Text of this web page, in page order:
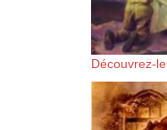
Découvrez-